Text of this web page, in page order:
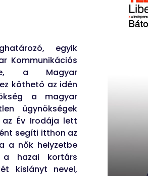
egyik
Kommunikációs
a Magyar
köthető az idén
a magyar
ügynökségek
az Év Irodája lett
segíti itthon az
a nők helyzetbe
a hazai kortárs
kislányt nevel,